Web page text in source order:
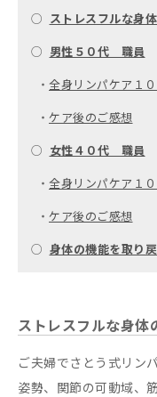
○ ストレスフルな身
○ 男性５０代 職員
・ 全身リンパケア１
・ ケア後のご感想
○ 女性４０代 職員
・ 全身リンパケア１
・ ケア後のご感想
○ 身体の機能を取り
ストレスフルな身体
ご夫婦でさとう式リン
姿勢、関節の可動域、